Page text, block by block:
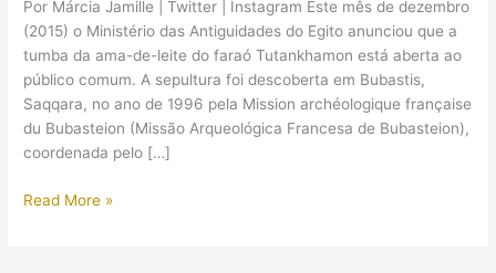
Por Márcia Jamille | Twitter | Instagram Este mês de dezembro
(2015) o Ministério das Antiguidades do Egito anunciou que a
tumba da ama-de-leite do faraó Tutankhamon está aberta ao
público comum. A sepultura foi descoberta em Bubastis,
Saqqara, no ano de 1996 pela Mission archéologique française
du Bubasteion (Missão Arqueológica Francesa de Bubasteion),
coordenada pelo […]
Tumba
Read More »